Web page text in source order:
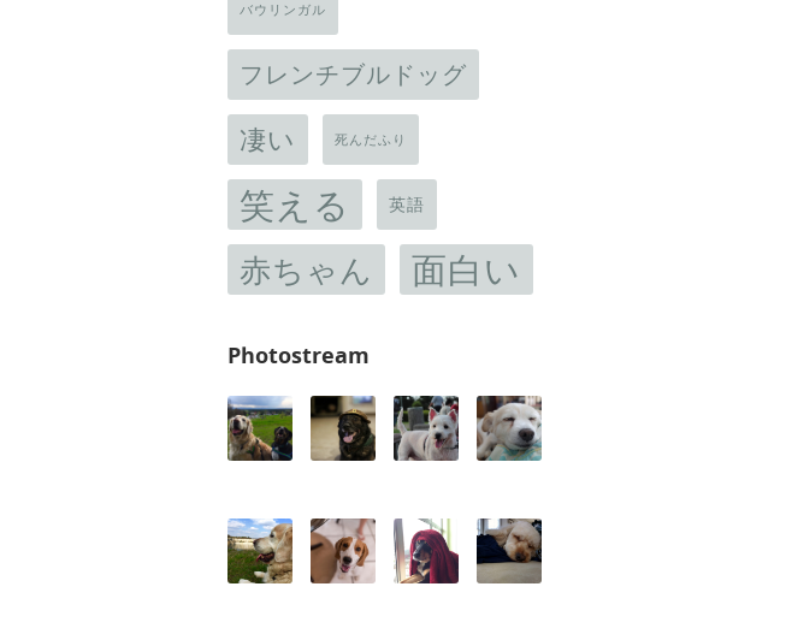
バウリンガル
フレンチブルドッグ
凄い 死んだふり
笑える 英語
赤ちゃん 面白い
Photostream